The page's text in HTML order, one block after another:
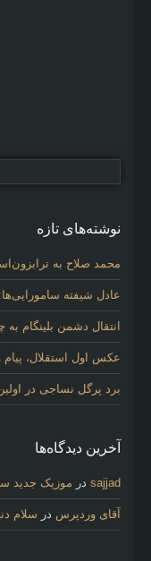
نوشته‌های تازه
محمد صلاح به
عادل شیفته
انتقال دشمن بلینگام
عکس اول استقلال، پیام
برد پرگل نساجی در
آخرین دیدگاه‌ها
sajjad در موزیک جدید
آقای وردپرس در سلام